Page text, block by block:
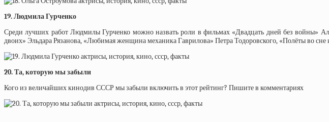
19. Людмила Гурченко
Среди лучших работ Людмилы Гурченко можно назвать роли в фильмах «Двадцать дней без войны»
двоих» Эльдара Рязанова, «Любимая женщина механика Гаврилова» Петра Тодоровского, «Полёты во
20. Та, которую мы забыли
Кого из величайших кинодив СССР мы забыли включить в этот рейтинг? Пишите в комментариях